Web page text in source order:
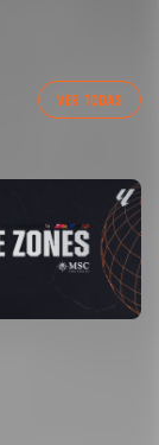
VER TODAS
26